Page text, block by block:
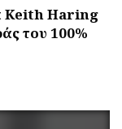
Keith Haring
του 100%